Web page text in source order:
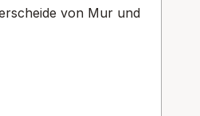
von Mur und